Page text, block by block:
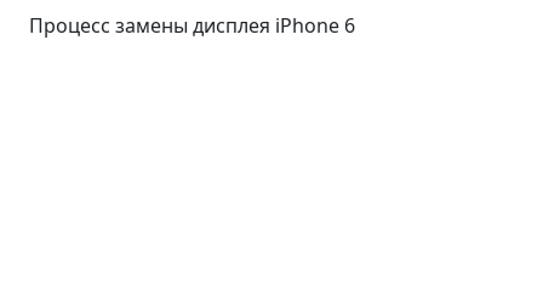
Процесс замены дисплея iPhone 6